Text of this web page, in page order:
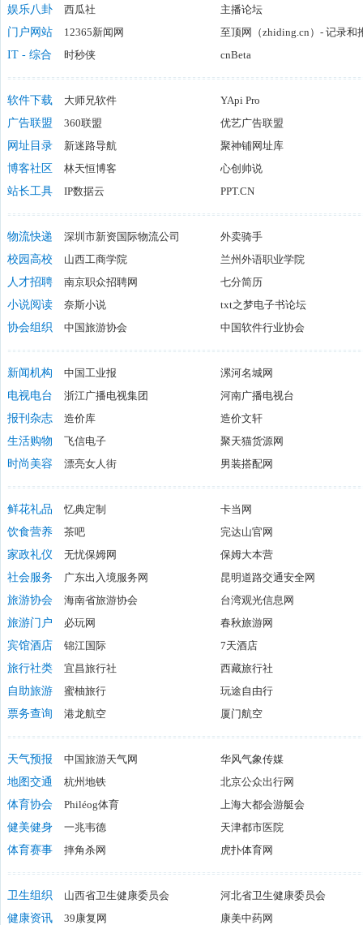
月老屋婚恋网
主的爱相亲网
娱乐八卦 西瓜社
主播论坛
烧饼娱乐网
上海女
门户网站 12365新闻网
至顶网（zhiding.cn）- 记录和
天山网
IT - 综合 时秒侠
cnBeta
LinuxTOY
企源微管家
掘金
软件下载
大师兄软件
YApi Pro
百家乐算牌器
盈利宝挂机软件
广告联盟 360联盟
优艺广告联盟
苏宁联盟
4399广告联盟
网址目录 新迷路导航
聚神铺网址库
维基导航
博客社区 林天恒博客
心创帅说
51CTO博客
站长工具 IP数据云
PPT.CN
卡卡网
一起测17CE
火车采
物流快递
深圳市新资国际物流公司
外卖骑手
佳吉快运
校园高校 山西工商学院
兰州外语职业学院
人才招聘
南京职众招聘网
七分简历
扬子人才网
小说阅读 奈斯小说
txt之梦电子书论坛
有声吧
协会组织 中国旅游协会
中国软件行业协会
中国中小企业协会
中国证券投资基金业协会
中国标
新闻机构
中国工业报
漯河名城网
电视电台
浙江广播电视集团
河南广播电视台
深圳广播电影电视集团
报刊杂志 造价库
造价文轩
中国组织人事报
生活购物 飞信电子
聚天猫货源网
聚划算
时尚美容 漂亮女人街
男装搭配网
长生鸟美颜网
天空九城官网
靓妆频
鲜花礼品
忆典定制
卡当网
饮食营养
茶吧
完达山官网
母婴之家
家政礼仪 无忧保姆网
保姆大本营
社会服务
广东出入境服务网
昆明道路交通安全网
旅游协会
海南省旅游协会
台湾观光信息网
旅游门户
必玩网
春秋旅游网
搜狐旅游频道
宾馆酒店 锦江国际
7天酒店
洲际酒店集团
旅行社类 宜昌旅行社
西藏旅行社
七海邮轮旅游网
自助旅游 蜜柚旅行
玩途自由行
票务查询
港龙航空 厦门航空
天气预报 中国旅游天气网
华风气象传媒
地图交通
杭州地铁
北京公众出行网
体育协会
Philéog体育
上海大都会游艇会
中国足协
中国体育舞蹈
健美健身 一兆韦德
天津都市医院
爱美网瑜伽
体育赛事 摔角杀网
虎扑体育网
NBA中国官方网站
Live直播吧
海南赛
卫生组织
山西省卫生健康委员会
河北省卫生健康委员会
中华人民共和国国家卫生健康委员会江西动物卫生监督网
健康资讯 39康复网
康美中药网